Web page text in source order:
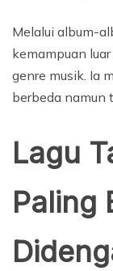
Melalui album-
kemampuan
genre musik. Ia
berbeda namun
Lagu
Paling